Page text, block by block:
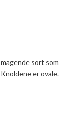
sort som
er ovale.